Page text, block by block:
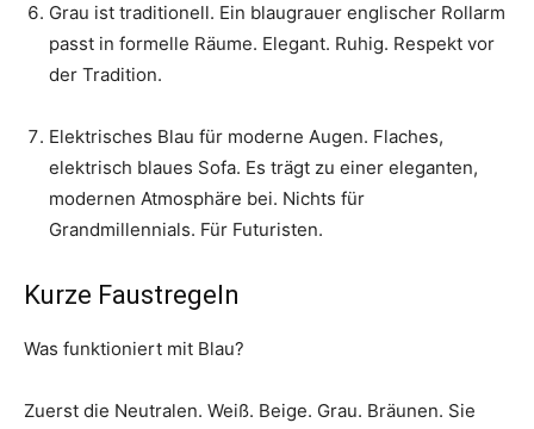
Grau ist traditionell. Ein blaugrauer englischer Rollarm
passt in formelle Räume. Elegant. Ruhig. Respekt vor
der Tradition.
Elektrisches Blau für moderne Augen. Flaches,
elektrisch blaues Sofa. Es trägt zu einer eleganten,
modernen Atmosphäre bei. Nichts für
Grandmillennials. Für Futuristen.
Kurze Faustregeln
Was funktioniert mit Blau?
Zuerst die Neutralen. Weiß. Beige. Grau. Bräunen. Sie